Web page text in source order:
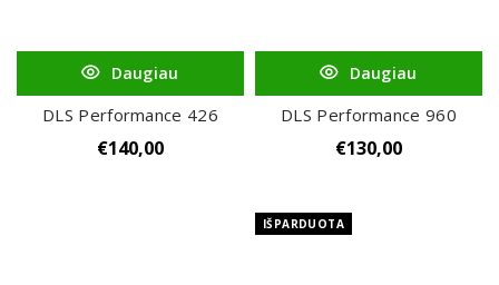
Daugiau
DLS Performance 426
€140,00
Daugiau
DLS Performance 960
€130,00
IŠPARDUOTA